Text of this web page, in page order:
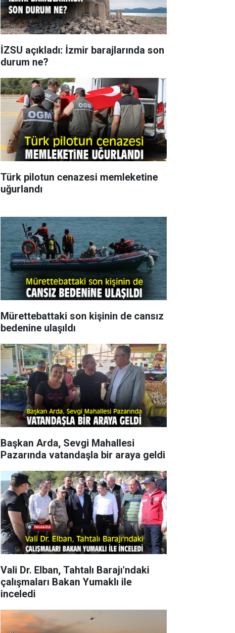
İZSU açıkladı: İzmir barajlarında son
durum ne?
Türk pilotun cenazesi memleketine
uğurlandı
Mürettebattaki son kişinin de cansız
bedenine ulaşıldı
Başkan Arda, Sevgi Mahallesi
Pazarında vatandaşla bir araya geldi
Vali Dr. Elban, Tahtalı Barajı'ndaki
çalışmaları Bakan Yumaklı ile
inceledi